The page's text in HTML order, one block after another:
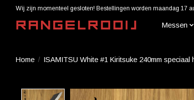
Wij zijn momenteel gesloten! Bestellingen worden maandag 17
Messen
Home / ISAMITSU White #1 Kiritsuke 240mm speciaal
Product image slideshow Items